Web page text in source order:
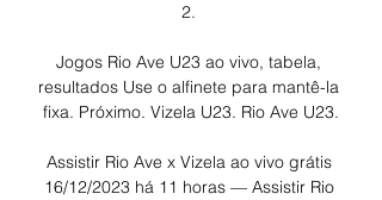
2.
Jogos Rio Ave U23 ao vivo, tabela,
resultados Use o alfinete para mantê-la
fixa. Próximo. Vizela U23. Rio Ave U23.
Assistir Rio Ave x Vizela ao vivo grátis
16/12/2023 há 11 horas — Assistir Rio